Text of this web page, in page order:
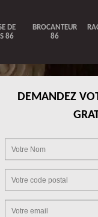
DE
86
BROCANTEUR
86
DEMANDEZ